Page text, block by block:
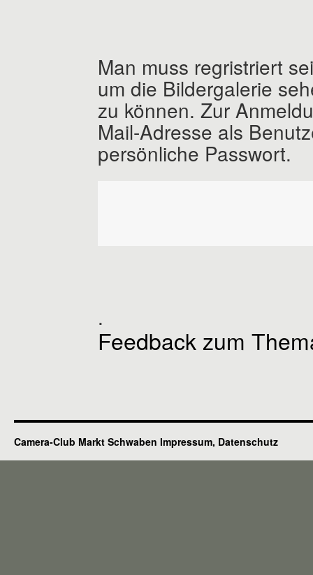
Man muss regristriert
um die Bildergalerie
zu können. Zur
Mail-Adresse als
persönliche Passwort.
.
Feedback zum
Camera-Club Markt Schwaben Impressum, Datenschutz